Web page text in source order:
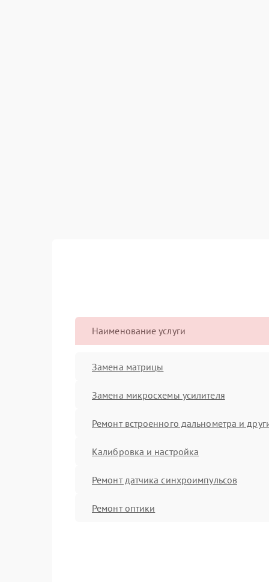
Наименование услуги
Замена матрицы
Замена микросхемы усилителя
Ремонт встроенного дальнометра и
Калибровка и настройка
Ремонт датчика синхроимпульсов
Ремонт оптики